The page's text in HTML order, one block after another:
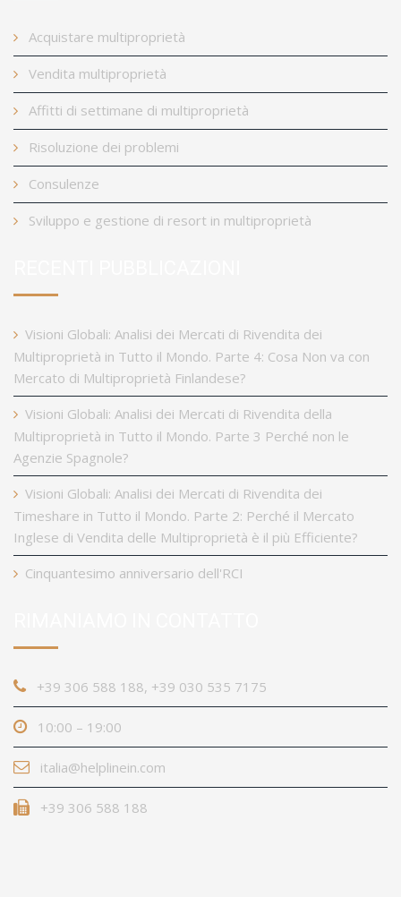
Acquistare multiproprietà
Vendita multiproprietà
Affitti di settimane di multiproprietà
Risoluzione dei problemi
Consulenze
Sviluppo e gestione di resort in multiproprietà
Visioni Globali: Analisi dei Mercati di Rivendita dei
Multiproprietà in Tutto il Mondo. Parte 4: Cosa Non va con
Mercato di Multiproprietà Finlandese?
Visioni Globali: Analisi dei Mercati di Rivendita della
Multiproprietà in Tutto il Mondo. Parte 3 Perché non le
Agenzie Spagnole?
Visioni Globali: Analisi dei Mercati di Rivendita dei
Timeshare in Tutto il Mondo. Parte 2: Perché il Mercato
Inglese di Vendita delle Multiproprietà è il più Efficiente?
Cinquantesimo anniversario dell'RCI
+39 306 588 188, +39 030 535 7175
10:00 – 19:00
italia@helplinein.com
+39 306 588 188